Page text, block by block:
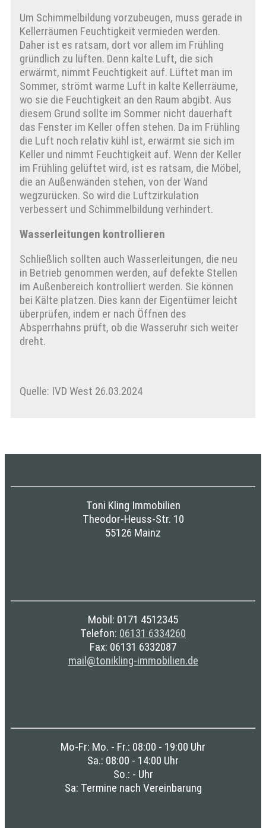
Um Schimmelbildung vorzubeugen, muss gerade in
Kellerräumen Feuchtigkeit vermieden werden.
Daher ist es ratsam, dort vor allem im Frühling
gründlich zu lüften. Denn kalte Luft, die sich
erwärmt, nimmt Feuchtigkeit auf. Lüftet man im
Sommer, strömt warme Luft in kalte Kellerräume,
wo sie die Feuchtigkeit an den Raum abgibt. Aus
diesem Grund sollte im Sommer nicht dauerhaft
das Fenster im Keller offen stehen. Da im Frühling
die Luft noch relativ kühl ist, erwärmt sie sich im
Keller und nimmt Feuchtigkeit auf. Wenn der Keller
im Frühling gelüftet wird, ist es ratsam, die Möbel,
die an Außenwänden stehen, von der Wand
wegzurücken. So wird die Luftzirkulation
verbessert und Schimmelbildung verhindert.
Wasserleitungen kontrollieren
Schließlich sollten auch Wasserleitungen, die neu
in Betrieb genommen werden, auf defekte Stellen
im Außenbereich kontrolliert werden. Sie können
bei Kälte platzen. Dies kann der Eigentümer leicht
überprüfen, indem er nach Öffnen des
Absperrhahns prüft, ob die Wasseruhr sich weiter
dreht.
Quelle: IVD West 26.03.2024
Toni Kling Immobilien
Theodor-Heuss-Str. 10
55126 Mainz
Mobil: 0171 4512345
Telefon: 06131 6334260
Fax: 06131 6332087
mail@tonikling-immobilien.de
Mo-Fr: Mo. - Fr.: 08:00 - 19:00 Uhr
Sa.: 08:00 - 14:00 Uhr
So.: - Uhr
Sa: Termine nach Vereinbarung